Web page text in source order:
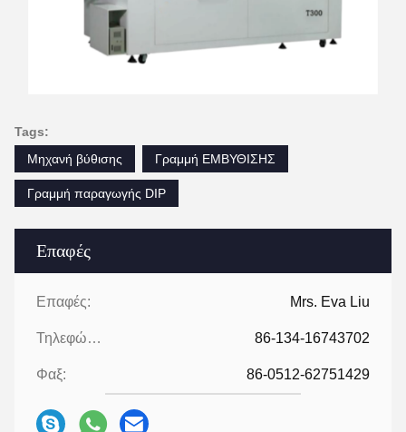
Επαφές
Επαφές: Mrs. Eva Liu
Τηλεφώνημα: 86-134-16743702
Φαξ: 86-0512-62751429
Tags:
Μηχανή βύθισης
Γραμμή ΕΜΒΥΘΙΣΗΣ
Γραμμή παραγωγής DIP